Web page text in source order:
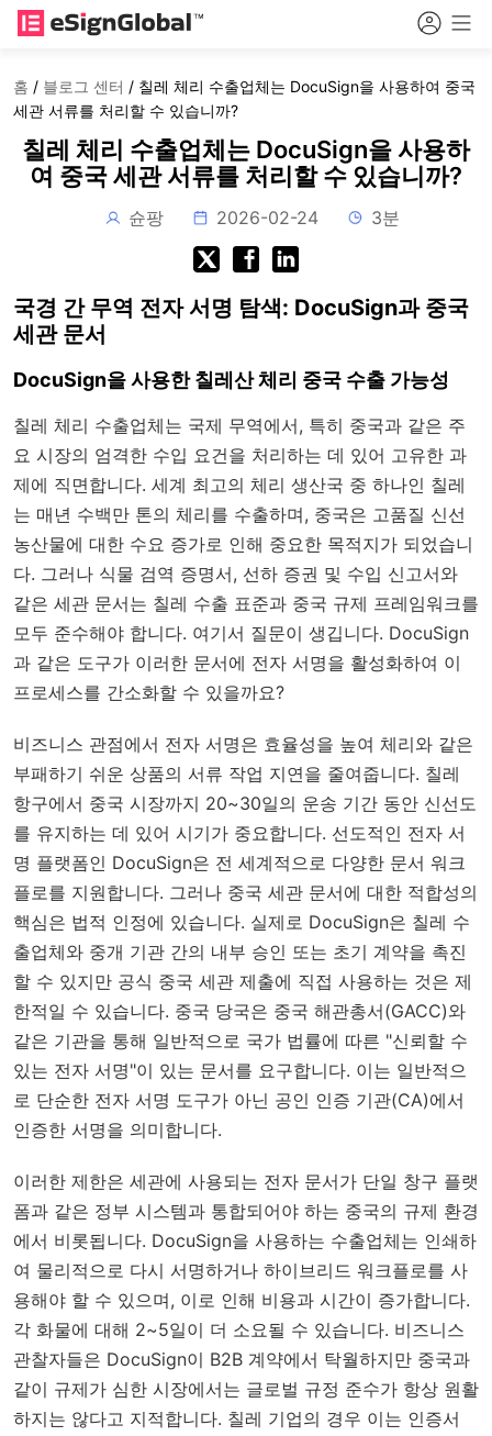
홈 / 블로그 센터 / 칠레 체리 수출업체는 DocuSign을 사용하여 중국
세관 서류를 처리할 수 있습니까?
칠레 체리 수출업체는 DocuSign을 사용하
여 중국 세관 서류를 처리할 수 있습니까?
슌팡 2026-02-24 3분
국경 간 무역 전자 서명 탐색: DocuSign과 중국
세관 문서
DocuSign을 사용한 칠레산 체리 중국 수출 가능성
칠레 체리 수출업체는 국제 무역에서, 특히 중국과 같은 주
요 시장의 엄격한 수입 요건을 처리하는 데 있어 고유한 과
제에 직면합니다. 세계 최고의 체리 생산국 중 하나인 칠레
는 매년 수백만 톤의 체리를 수출하며, 중국은 고품질 신선
농산물에 대한 수요 증가로 인해 중요한 목적지가 되었습니
다. 그러나 식물 검역 증명서, 선하 증권 및 수입 신고서와
같은 세관 문서는 칠레 수출 표준과 중국 규제 프레임워크를
모두 준수해야 합니다. 여기서 질문이 생깁니다. DocuSign
과 같은 도구가 이러한 문서에 전자 서명을 활성화하여 이
프로세스를 간소화할 수 있을까요?
비즈니스 관점에서 전자 서명은 효율성을 높여 체리와 같은
부패하기 쉬운 상품의 서류 작업 지연을 줄여줍니다. 칠레
항구에서 중국 시장까지 20~30일의 운송 기간 동안 신선도
를 유지하는 데 있어 시기가 중요합니다. 선도적인 전자 서
명 플랫폼인 DocuSign은 전 세계적으로 다양한 문서 워크
플로를 지원합니다. 그러나 중국 세관 문서에 대한 적합성의
핵심은 법적 인정에 있습니다. 실제로 DocuSign은 칠레 수
출업체와 중개 기관 간의 내부 승인 또는 초기 계약을 촉진
할 수 있지만 공식 중국 세관 제출에 직접 사용하는 것은 제
한적일 수 있습니다. 중국 당국은 중국 해관총서(GACC)와
같은 기관을 통해 일반적으로 국가 법률에 따른 "신뢰할 수
있는 전자 서명"이 있는 문서를 요구합니다. 이는 일반적으
로 단순한 전자 서명 도구가 아닌 공인 인증 기관(CA)에서
인증한 서명을 의미합니다.
이러한 제한은 세관에 사용되는 전자 문서가 단일 창구 플랫
폼과 같은 정부 시스템과 통합되어야 하는 중국의 규제 환경
에서 비롯됩니다. DocuSign을 사용하는 수출업체는 인쇄하
여 물리적으로 다시 서명하거나 하이브리드 워크플로를 사
용해야 할 수 있으며, 이로 인해 비용과 시간이 증가합니다.
각 화물에 대해 2~5일이 더 소요될 수 있습니다. 비즈니스
관찰자들은 DocuSign이 B2B 계약에서 탁월하지만 중국과
같이 규제가 심한 시장에서는 글로벌 규정 준수가 항상 원활
하지는 않다고 지적합니다. 칠레 기업의 경우 이는 인증서